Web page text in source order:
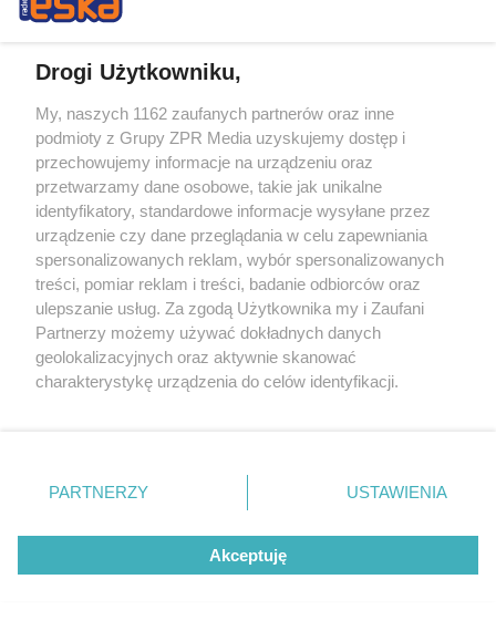
DOMOWE TRIKI
Dodaj jedną łyżeczkę do gotowania.
Skorupka z jajek zejdzie bez
problemu
ZOBACZ WIĘCEJ
Drogi Użytkowniku,
My, naszych 1162 zaufanych partnerów oraz inne
podmioty z Grupy ZPR Media uzyskujemy dostęp i
przechowujemy informacje na urządzeniu oraz
przetwarzamy dane osobowe, takie jak unikalne
identyfikatory, standardowe informacje wysyłane przez
urządzenie czy dane przeglądania w celu zapewniania
spersonalizowanych reklam, wybór spersonalizowanych
treści, pomiar reklam i treści, badanie odbiorców oraz
ulepszanie usług. Za zgodą Użytkownika my i Zaufani
Partnerzy możemy używać dokładnych danych
geolokalizacyjnych oraz aktywnie skanować
charakterystykę urządzenia do celów identyfikacji.
zmienić/wycofać klikając przycisk ustawień prywatności
znajdujący się w lewym dolnym rogu strony
rodzaje przetwarzania danych nie wymagają zgody
użytkownika, ale masz prawo sprzeciwić się takiemu
przetwarzaniu. Preferencje będą miały zastosowanie tylko
PARTNERZY USTAWIENIA
Akceptuję